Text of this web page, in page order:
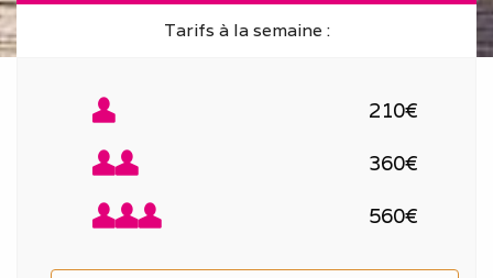
Tarifs à la semaine :
210€
360€
560€